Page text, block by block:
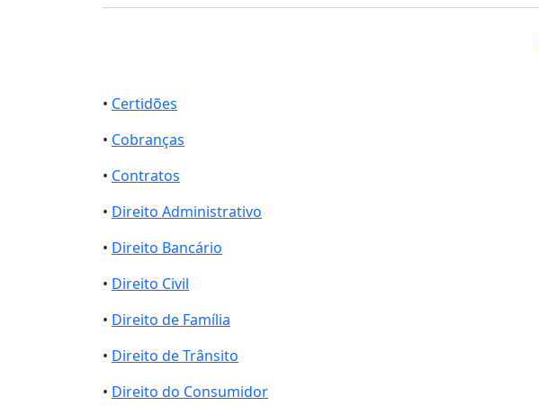
• Certidões
• Cobranças
• Contratos
• Direito Administrativo
• Direito Bancário
• Direito Civil
• Direito de Família
• Direito de Trânsito
• Direito do Consumidor